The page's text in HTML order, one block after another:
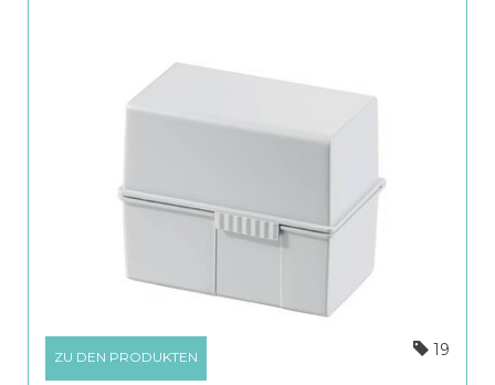
ZU DEN PRODUKTEN 19